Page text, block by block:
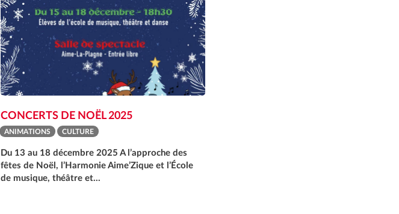
CONCERTS DE NOËL 2025
ANIMATIONS CULTURE
Du 13 au 18 décembre 2025 A l’approche des
fêtes de Noël, l’Harmonie Aime’Zique et l’École
de musique, théâtre et…